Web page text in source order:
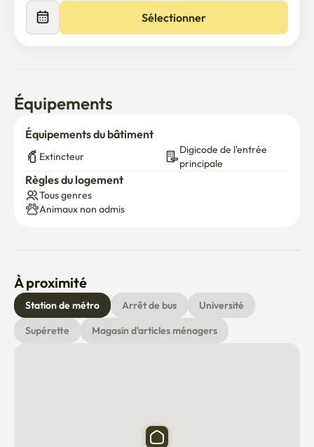
Sélectionner
Équipements
Équipements du bâtiment
Extincteur
Digicode de l'entrée
principale
Règles du logement
Tous genres
Animaux non admis
À proximité
Station de métro Arrêt de bus
Université
Supérette
Magasin d'articles ménagers